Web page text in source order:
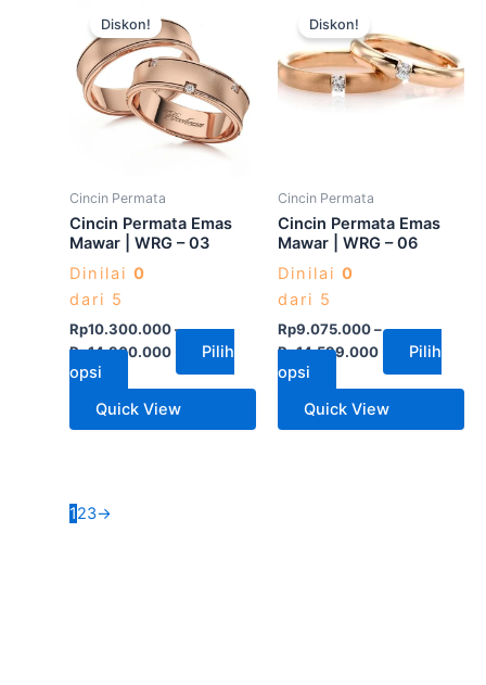
Diskon!
Cincin Permata
Cincin Permata Emas
Mawar | WRG – 03
Dinilai 0
dari 5
Rp10.300.000–
Rp14.900.000
Pilih
opsi
ini
memiliki
beberapa
varian.
Pilihan
di
halaman
Quick View
Diskon!
Cincin Permata
Cincin Permata Emas
Mawar | WRG – 06
Dinilai 0
dari 5
Rp9.075.000–
Rp14.599.000
Pilih
opsi
ini
memiliki
beberapa
varian.
di
halaman
Quick View
123→